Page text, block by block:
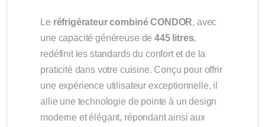
Le réfrigérateur combiné CONDOR, avec
une capacité généreuse de445 litres,
redéfinit les standards du confort et de la
praticité dans votre cuisine. Conçu pour offrir
une expérience utilisateur exceptionnelle, il
allie une technologie de pointe à un design
moderne et élégant, répondant ainsi aux